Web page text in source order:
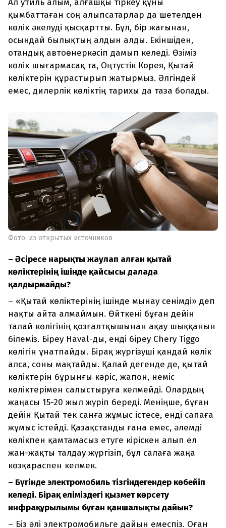
Ал утиль алым, алғашқы тіркеу құны
қымбаттаған соң алыпсатарлар да шетелден
көлік әкелуді қысқартты. Бұл, бір жағынан,
осындай былықтың алдын алды. Екіншіден,
отандық автоөнеркәсіп дамып келеді. Өзіміз
көлік шығармасақ та, Оңтүстік Корея, Қытай
көліктерін құрастырып жатырмыз. Әлгіндей
емес, дилерлік көліктің тарихы да таза болады.
Фото: из открытых источников
– Әсіресе нарықты жаулап алған қытай
көліктерінің ішінде қайсысы далада
қалдырмайды?
– «Қытай көліктерінің ішінде мынау сенімді» деп
нақты айта алмаймын. Өйткені бұған дейін
талай көлігінің қозғалтқышынан ақау шыққанын
білеміз. Біреу Haval-ды, енді біреу Chery Tiggo
көлігін ұнатпайды. Бірақ жүргізуші қандай көлік
алса, соны мақтайды. Қалай дегенде де, қытай
көліктерін бұрынғы кәріс, жапон, неміс
көліктерімен салыстыруға келмейді. Олардың
жаңасы 15-20 жыл жүріп береді. Меніңше, бұған
дейін Қытай тек санға жұмыс істесе, енді сапаға
жұмыс істейді. Қазақстанды ғана емес, әлемді
көлікпен қамтамасыз етуге кіріскен алып ел
жан-жақты талдау жүргізіп, бұл салаға жаңа
көзқараспен келмек.
– Бүгінде электромобиль тізгіндегендер көбейіп
келеді. Бірақ еліміздегі қызмет көрсету
инфрақұрылымы бұған қаншалықты дайын?
– Біз әлі электромобильге дайын емеспіз. Оған